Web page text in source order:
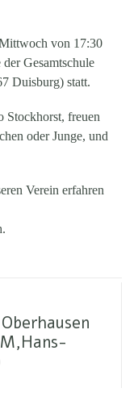
von 17:30
Gesamtschule
Duisburg) statt.
Stockhorst, freuen
oder Junge, und
Verein erfahren